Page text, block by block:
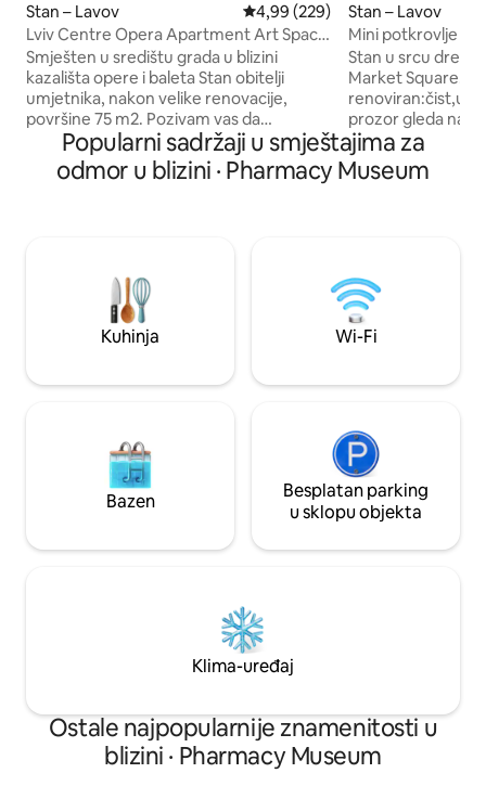
Stan – Lavov Prosječna ocjena: 4,99/5,
4,99 (229)
Lviv Centre Opera Apartment Art Space
za 1-3 75m2
Smješten u središtu grada u blizini
kazališta opere i baleta Stan obitelji
umjetnika, nakon velike renovacije,
površine 75 m2. Pozivam vas da
provedete vrijeme u izvanrednoj
kreativnoj atmosferi. U stanu ćete
pronaći kućanske predmete s
povijesti Lavova. Lagan i otvoren
prostor, moderna kuhinja i vodovodne
instalacije pružit će vam udobnost za
opuštanje!
Stan – Lavov
Mini potkrovlje u
Stan u srcu
Market Square.
prozor gleda na
mirno,unatoč
je vrlo čista,
renoviranje. Stan
sušilo za
pećnica. Na
perilica,hladnjak i
Popularni sadržaji u smještajima za
odmor u blizini · Pharmacy Museum
Kuhinja Wi-Fi
Bazen
Besplatan parking
u sklopu objekta
Klima-uređaj
Ostale najpopularnije znamenitosti u
blizini · Pharmacy Museum